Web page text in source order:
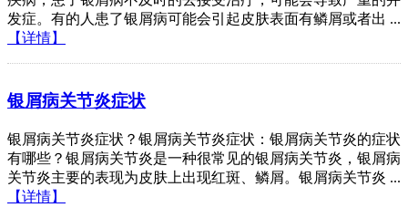
发症。有的人患了银屑病可能会引起皮肤表面有鳞屑或者出 ...
【详情】
银屑病关节炎症状
银屑病关节炎症状？银屑病关节炎症状：银屑病关节炎的症状
有哪些？银屑病关节炎是一种很常见的银屑病关节炎，银屑病
关节炎主要的表现为皮肤上出现红斑、鳞屑。银屑病关节炎 ...
【详情】